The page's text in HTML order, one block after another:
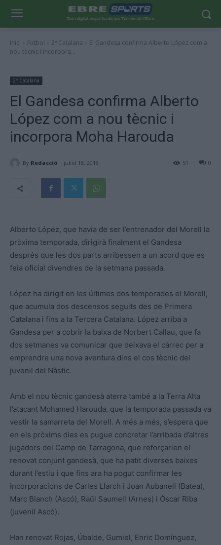
Inici Futbol 2ª Catalana
El Gandesa confirma Alberto López com a
nou tècnic i incorpora...
2ª Catalana
El Gandesa confirma Alberto
López com a nou tècnic i
incorpora Moha Harouda
By Redacció juliol 18, 2018 0
51
Alberto López, que havia de ser l’entrenador del Morell la
pròxima temporada, dirigirà finalment el Gandesa
després que les dos parts arribessen a un acord que es
feia oficial divendres de la setmana passada.
López ha dirigit en les últimes dos temporades el Morell,
que acumula dos descensos seguits des de Primera
Catalana i fins a la Tercera Catalana. López arriba a
Gandesa per a cobrir la baixa de Norbert Callau, que fa
dos setmanes va comunicar que deixava el càrrec per a
emprendre una nova aventura dins el cos tècnic del
juvenil del Nàstic.
Amb el nou tècnic gandesà aterra també a la Terra Alta
l’atacant Mohamed Harouda, que la temporada passada va
vestir la samarreta del Morell. A més a més, s’espera que
en els pròxims dies es pugue concretar l’arribada d’altres
jugadors del Camp de Tarragona, que reforçarien el
renovat conjunt gandesà, que ha patit diverses baixes
durant l’estiu i que fins ara ha pogut confirmar les
incorporacions de Carles Llarch i Joan Aubanell (Batea),
Marc Blanch (Ascó), Raül Saumell (Arnes) i Òscar Riba
(juvenil Ascó).
Han renovat Rojas, Úbalde, Gumiel, Enric Domínguez,